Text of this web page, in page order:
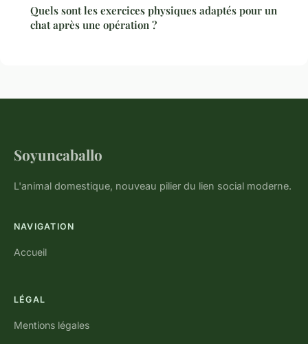
Quels sont les exercices physiques adaptés pour un
chat après une opération ?
Soyuncaballo
L'animal domestique, nouveau pilier du lien social moderne.
NAVIGATION
Accueil
LÉGAL
Mentions légales